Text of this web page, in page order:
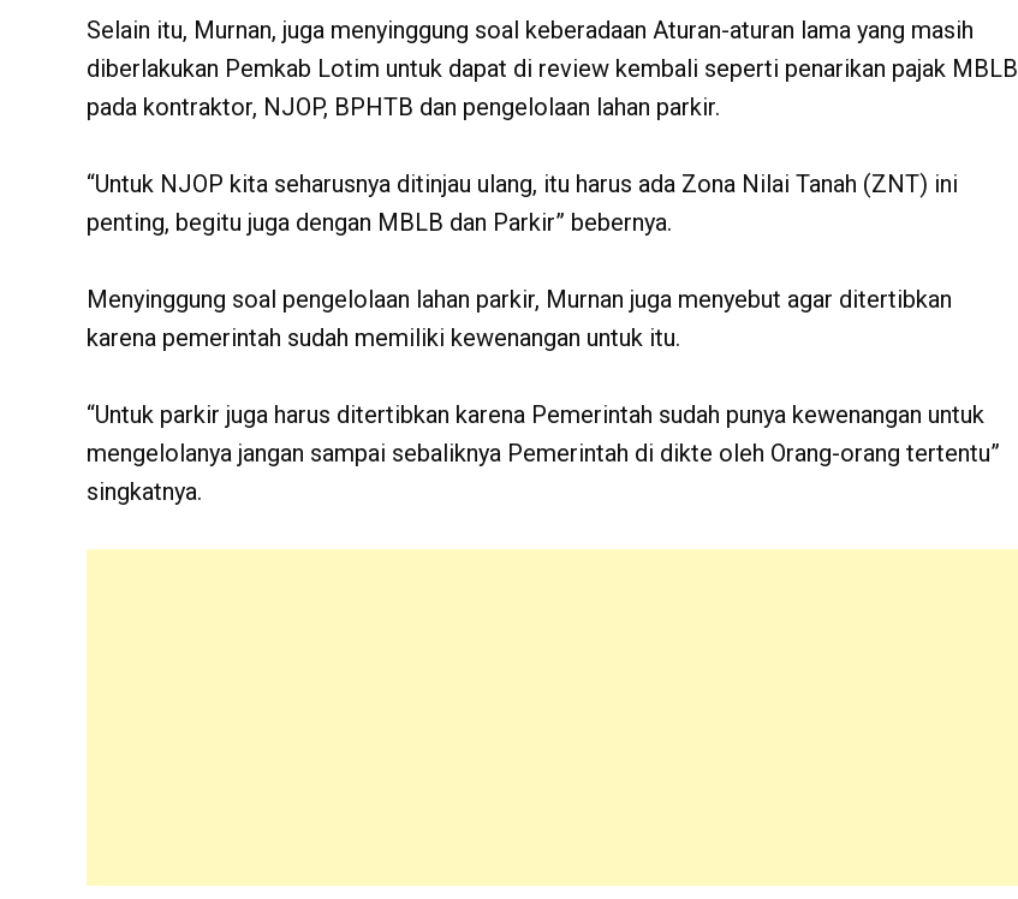
Selain itu, Murnan, juga menyinggung soal keberadaan Aturan-aturan lama yang masih
diberlakukan Pemkab Lotim untuk dapat di review kembali seperti penarikan pajak MBLB
pada kontraktor, NJOP, BPHTB dan pengelolaan lahan parkir.
“Untuk NJOP kita seharusnya ditinjau ulang, itu harus ada Zona Nilai Tanah (ZNT) ini
penting, begitu juga dengan MBLB dan Parkir” bebernya.
Menyinggung soal pengelolaan lahan parkir, Murnan juga menyebut agar ditertibkan
karena pemerintah sudah memiliki kewenangan untuk itu.
“Untuk parkir juga harus ditertibkan karena Pemerintah sudah punya kewenangan untuk
mengelolanya jangan sampai sebaliknya Pemerintah di dikte oleh Orang-orang tertentu”
singkatnya.